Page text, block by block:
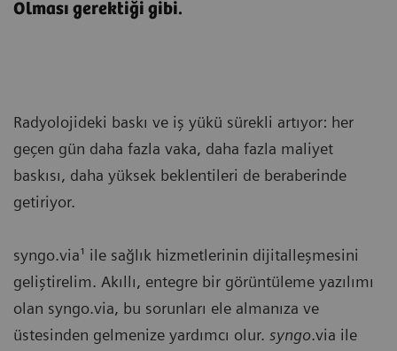
Olması gerektiği gibi.
Radyolojideki baskı ve iş yükü sürekli artıyor: her
geçen gün daha fazla vaka, daha fazla maliyet
baskısı, daha yüksek beklentileri de beraberinde
getiriyor.
syngo.via¹ ile sağlık hizmetlerinin dijitalleşmesini
geliştirelim. Akıllı, entegre bir görüntüleme yazılımı
olan syngo.via, bu sorunları ele almanıza ve
üstesinden gelmenize yardımcı olur. syngo.via ile